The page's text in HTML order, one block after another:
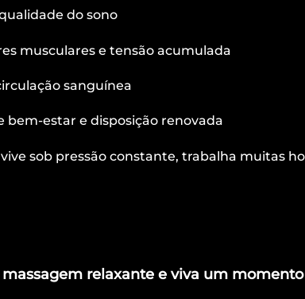
do sono
musculares e tensão acumulada
sanguínea
bem-estar e disposição renovada
sob pressão constante, trabalha muitas
massagem relaxante e viva um momento